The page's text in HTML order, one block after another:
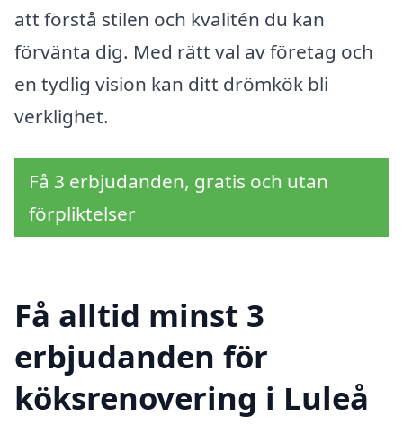
att förstå stilen och kvalitén du kan
förvänta dig. Med rätt val av företag och
en tydlig vision kan ditt drömkök bli
verklighet.
Få 3 erbjudanden, gratis och utan
förpliktelser
Få alltid minst 3
erbjudanden för
köksrenovering i Luleå